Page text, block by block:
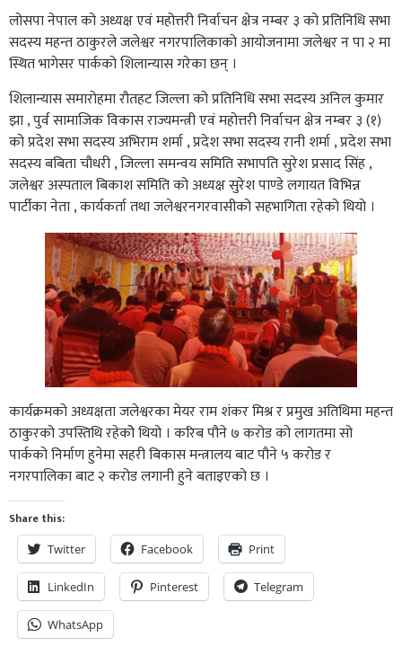
लोसपा नेपाल को अध्यक्ष एवं महोत्तरी निर्वाचन क्षेत्र नम्बर ३ को प्रतिनिधि सभा
सदस्य महन्त ठाकुरले जलेश्वर नगरपालिकाको आयोजनामा जलेश्वर न पा २ मा
स्थित भागेसर पार्कको शिलान्यास गरेका छन् ।
शिलान्यास समारोहमा रौतहट जिल्ला को प्रतिनिधि सभा सदस्य अनिल कुमार
झा , पुर्व सामाजिक विकास राज्यमन्त्री एवं महोत्तरी निर्वाचन क्षेत्र नम्बर ३ (१)
को प्रदेश सभा सदस्य अभिराम शर्मा , प्रदेश सभा सदस्य रानी शर्मा , प्रदेश सभा
सदस्य बबिता चौधरी , जिल्ला समन्वय समिति सभापति सुरेश प्रसाद सिंह ,
जलेश्वर अस्पताल बिकाश समिति को अध्यक्ष सुरेश पाण्डे लगायत विभिन्न
पार्टीका नेता , कार्यकर्ता तथा जलेश्वरनगरवासीको सहभागिता रहेको थियो ।
कार्यक्रमको अध्यक्षता जलेश्वरका मेयर राम शंकर मिश्र र प्रमुख अतिथिमा महन्त
ठाकुरको उपस्तिथि रहेकोे थियो । करिब पौने ७ करोड को लागतमा सो
पार्कको निर्माण हुनेमा सहरी बिकास मन्त्रालय बाट पौने ५ करोड र
नगरपालिका बाट २ करोड लगानी हुने बताइएको छ ।
Share this:
Twitter Facebook Print
LinkedIn Pinterest Telegram
WhatsApp